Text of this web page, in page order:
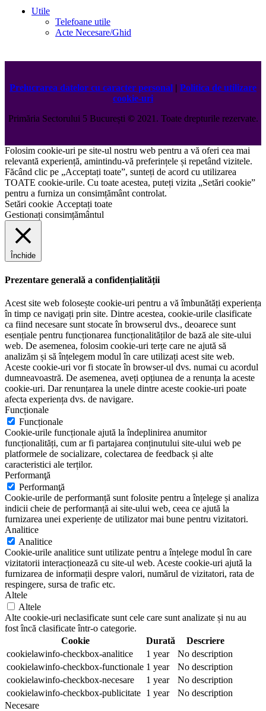
Utile
Telefoane utile
Acte Necesare/Ghid
Prelucrarea datelor cu caracter personal | Politica de utilizare
cookie-uri
Primăria Sectorului 5 București ©️2021. Toate drepturile rezervate.
Folosim cookie-uri pe site-ul nostru web pentru a vă oferi cea mai
relevantă experiență, amintindu-vă preferințele și repetând vizitele.
Făcând clic pe „Acceptați toate”, sunteți de acord cu utilizarea
TOATE cookie-urile. Cu toate acestea, puteți vizita „Setări cookie”
pentru a furniza un consimțământ controlat.
Setări cookie Acceptați toate
Gestionați consimțământul
Închide
Prezentare generală a confidențialității
Acest site web folosește cookie-uri pentru a vă îmbunătăți experiența
în timp ce navigați prin site. Dintre acestea, cookie-urile clasificate
ca fiind necesare sunt stocate în browserul dvs., deoarece sunt
esențiale pentru funcționarea funcționalităților de bază ale site-ului
web. De asemenea, folosim cookie-uri terțe care ne ajută să
analizăm și să înțelegem modul în care utilizați acest site web.
Aceste cookie-uri vor fi stocate în browser-ul dvs. numai cu acordul
dumneavoastră. De asemenea, aveți opțiunea de a renunța la aceste
cookie-uri. Dar renunțarea la unele dintre aceste cookie-uri poate
afecta experiența dvs. de navigare.
Funcționale
Funcționale
Cookie-urile funcționale ajută la îndeplinirea anumitor
funcționalități, cum ar fi partajarea conținutului site-ului web pe
platformele de socializare, colectarea de feedback și alte
caracteristici ale terților.
Performanţă
Performanţă
Cookie-urile de performanță sunt folosite pentru a înțelege și analiza
indicii cheie de performanță ai site-ului web, ceea ce ajută la
furnizarea unei experiențe de utilizator mai bune pentru vizitatori.
Analitice
Analitice
Cookie-urile analitice sunt utilizate pentru a înțelege modul în care
vizitatorii interacționează cu site-ul web. Aceste cookie-uri ajută la
furnizarea de informații despre valori, numărul de vizitatori, rata de
respingere, sursa de trafic etc.
Altele
Altele
Alte cookie-uri neclasificate sunt cele care sunt analizate și nu au
fost încă clasificate într-o categorie.
Cookie
Durată
Descriere
cookielawinfo-checkbox-analitice
1 year
No description
cookielawinfo-checkbox-functionale 1 year
No description
cookielawinfo-checkbox-necesare
1 year
No description
cookielawinfo-checkbox-publicitate 1 year
No description
Necesare